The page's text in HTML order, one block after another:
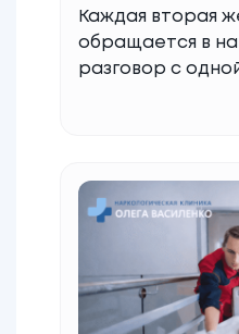
Каждая вторая
обращается в
разговор с
плачет или
вокруг себя
как заставить
алкоголизма